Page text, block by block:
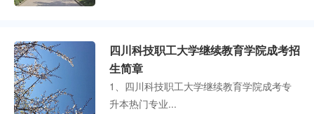
四川科技职工大学继续教育学院成考招
生简章
1、四川科技职工大学继续教育学院成考专
升本热门专业...